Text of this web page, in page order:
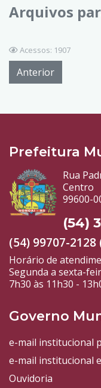
Arquivos
Acessos: 1907
Anterior
Prefeitura
Rua
Centro
99600-
(54)
(54) 99707-
Horário de
Segunda a sexta-
7h30 às 11h30 -
Governo
e-mail institucional
e-mail institucional
Ouvidoria